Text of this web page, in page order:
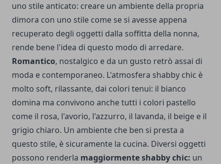
uno stile anticato: creare un ambiente della propria
dimora con uno stile come se si avesse appena
recuperato degli oggetti dalla soffitta della nonna,
rende bene l'idea di questo modo di arredare.
Romantico, nostalgico e da un gusto retrò assai di
moda e contemporaneo. L'atmosfera shabby chic è
molto soft, rilassante, dai colori tenui: il bianco
domina ma convivono anche tutti i colori pastello
come il rosa, l'avorio, l'azzurro, il lavanda, il beige e il
grigio chiaro. Un ambiente che ben si presta a
questo stile, è sicuramente la cucina. Diversi oggetti
possono renderla maggiormente shabby chic: un